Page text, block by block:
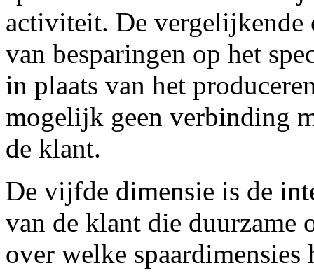
activiteit. De vergelijkende
van besparingen op het
in plaats van het
mogelijk geen verbinding
de klant.
De vijfde dimensie is de
van de klant die duurzame
over welke spaardimensies